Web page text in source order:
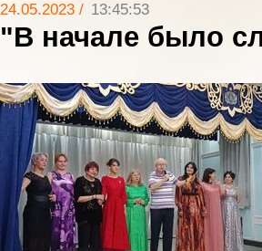
24.05.2023 / 13:45:53
"В начале было